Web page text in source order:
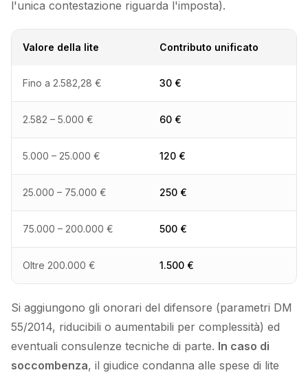
l'unica contestazione riguarda l'imposta).
Valore della lite Contributo unificato
Fino a 2.582,28 € 30 €
2.582 – 5.000 € 60 €
5.000 – 25.000 € 120 €
25.000 – 75.000 € 250 €
75.000 – 200.000 € 500 €
Oltre 200.000 € 1.500 €
Si aggiungono gli onorari del difensore (parametri DM
55/2014, riducibili o aumentabili per complessità) ed
eventuali consulenze tecniche di parte. In caso di
soccombenza, il giudice condanna alle spese di lite